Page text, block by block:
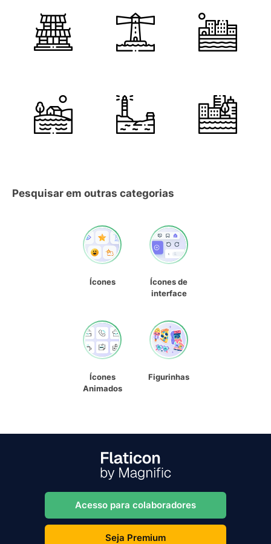
Pesquisar em outras categorias
Ícones
Ícones de
interface
Ícones
Animados
Figurinhas
Acesso para colaboradores
Seja Premium